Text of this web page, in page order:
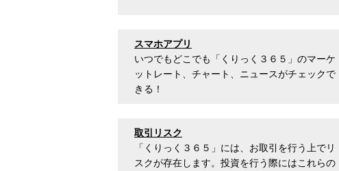
スマホアプリ
いつでもどこでも「くりっく３６５」のマーケ
ットレート、チャート、ニュースがチェックで
きる！
取引リスク
「くりっく３６５」には、お取引を行う上でリ
スクが存在します。投資を行う際にはこれらの